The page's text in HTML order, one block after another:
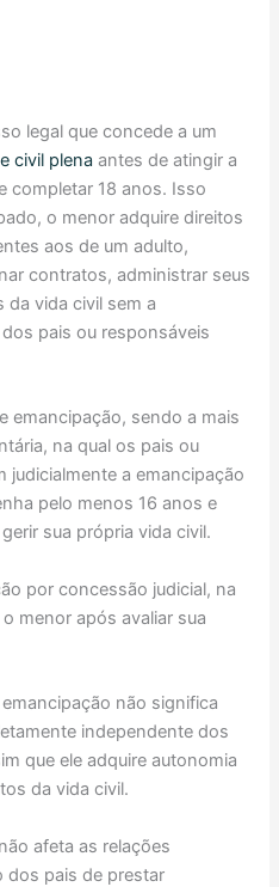
legal que concede a um
civil plena antes de atingir a
completar 18 anos. Isso
o menor adquire direitos
aos de um adulto,
contratos, administrar seus
da vida civil sem a
pais ou responsáveis
emancipação, sendo a mais
na qual os pais ou
judicialmente a emancipação
pelo menos 16 anos e
sua própria vida civil.
por concessão judicial, na
menor após avaliar sua
não significa
independente dos
que ele adquire autonomia
da vida civil.
afeta as relações
dos pais de prestar